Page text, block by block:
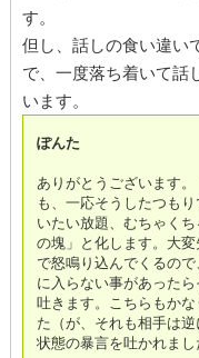
す。
但し、話しの食い違い
で、一度落ち着いて話
います。
ぽんた
ありがとうございます
も、一応そうしたつも
いたい放題、むちゃく
の塊」と化します。大
で怒鳴り込んでくるの
に入らない事があった
吐きます。こちらもか
た（が、それも相手は
状態の暴言を吐かれまし